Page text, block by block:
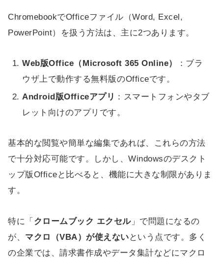
ChromebookでOfficeファイル（Word, Excel,
PowerPoint）を扱う方法は、主に2つあります。
Web版Office（Microsoft 365 Online）
：ブラ
ウザ上で動作する無料版のOfficeです。
Android版Officeアプリ ：スマートフォンやタブ
レット向けのアプリです。
基本的な閲覧や簡単な編集であれば、これらの方法
で十分対応可能です。しかし、Windowsのデスクト
ップ版Officeと比べると、機能に大きな制限がありま
す。
特に「 クロームブック エクセル」で問題になるの
が、 マクロ（VBA）が使えない という点です。多く
の企業では、請求書作成やデータ集計などにマクロ